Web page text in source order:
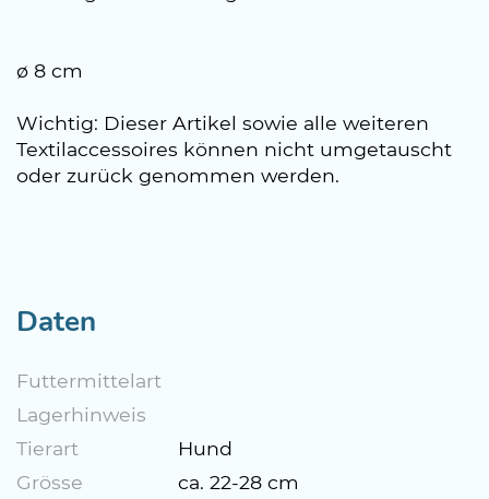
ø 8 cm
Wichtig: Dieser Artikel sowie alle weiteren
Textilaccessoires können nicht umgetauscht
oder zurück genommen werden.
Daten
Futtermittelart
Lagerhinweis
Tierart
Hund
Grösse
ca. 22-28 cm